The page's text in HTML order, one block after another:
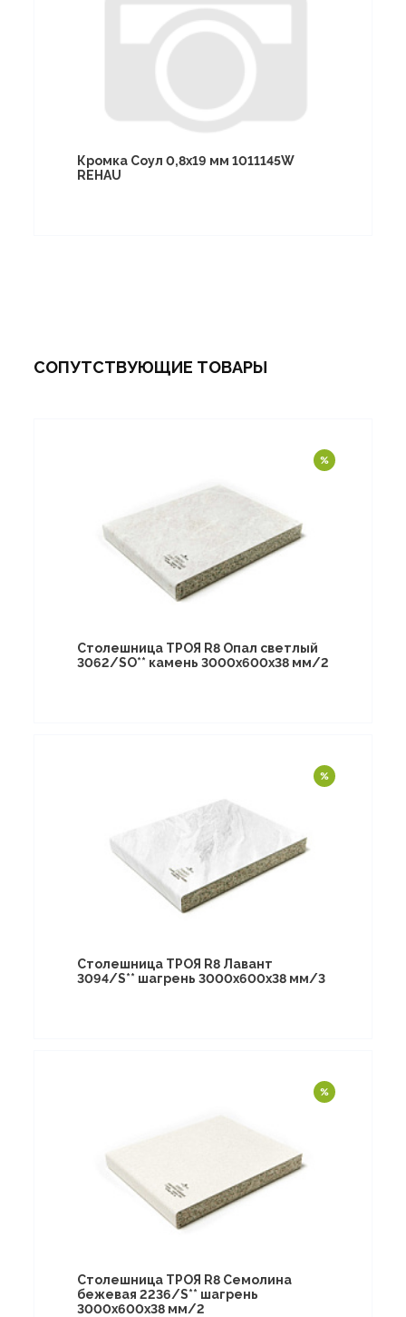
Кромка Соул 0,8х19 мм 1011145W
REHAU
СОПУТСТВУЮЩИЕ ТОВАРЫ
Столешница ТРОЯ R8 Опал светлый
3062/SO** камень 3000х600х38 мм/2
Столешница ТРОЯ R8 Лавант
3094/S** шагрень 3000х600х38 мм/3
Столешница ТРОЯ R8 Семолина
бежевая 2236/S** шагрень
3000х600х38 мм/2